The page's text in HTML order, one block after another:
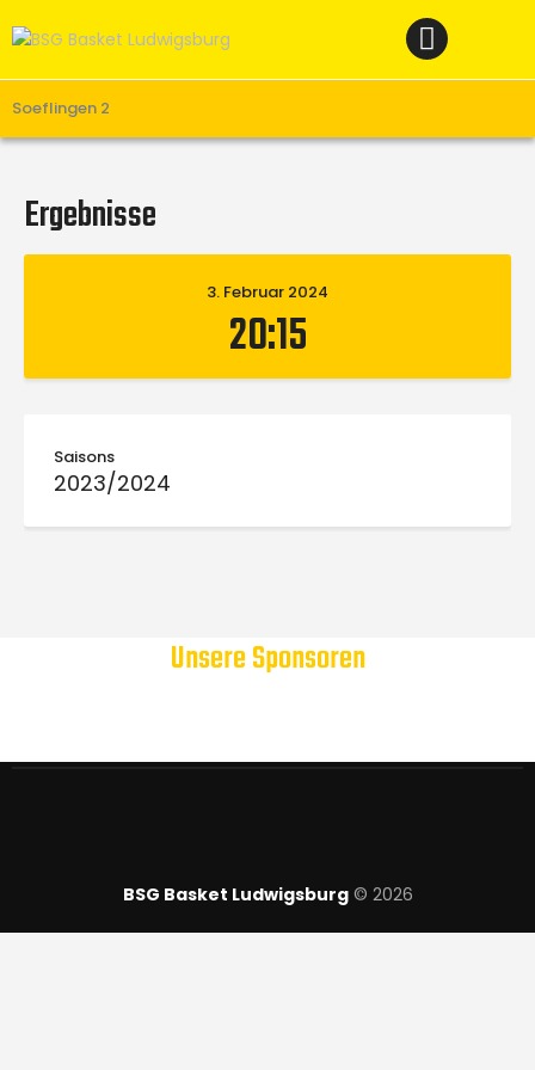
Soeflingen 2Verein
Teams M
Unterstützen
Ergebnisse
3. Februar 2024
20:15
Saisons
2023/2024
Unsere Sponsoren
BSG Basket Ludwigsburg© 2026